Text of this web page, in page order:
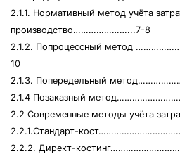
2.1.1. Нормативный метод учёта
производство…………………...7-8
2.1.2. Попроцессный метод
10
2.1.3. Попередельный
2.1.4 Позаказный
2.2 Современные методы учёта
2.2.1.Стандарт-
2.2.2. Директ-